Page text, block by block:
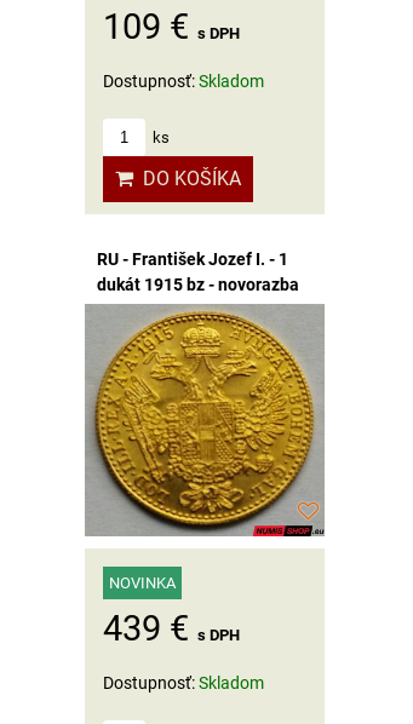
109 € s DPH
Dostupnosť:Skladom
ks
DO KOŠÍKA
RU - František Jozef I. - 1
dukát 1915 bz - novorazba
NOVINKA
439 € s DPH
Dostupnosť:Skladom